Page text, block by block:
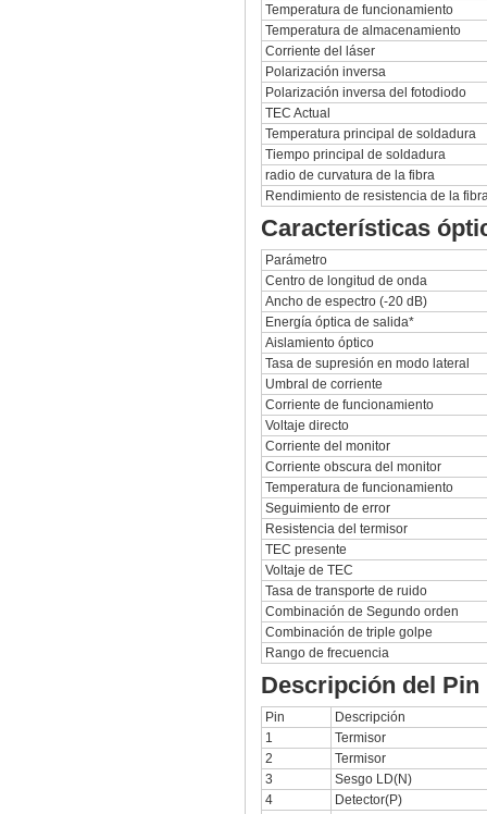
Temperatura de funcionamiento
Temperatura de almacenamiento
Corriente del láser
Polarización inversa
Polarización inversa del fotodiodo
TEC Actual
Temperatura principal de soldadura
Tiempo principal de soldadura
radio de curvatura de la fibra
Rendimiento de resistencia de la
Características
Parámetro
Centro de longitud de onda
Ancho de espectro (-20 dB)
Energía óptica de salida*
Aislamiento óptico
Tasa de supresión en modo lateral
Umbral de corriente
Corriente de funcionamiento
Voltaje directo
Corriente del monitor
Corriente obscura del monitor
Temperatura de funcionamiento
Seguimiento de error
Resistencia del termisor
TEC presente
Voltaje de TEC
Tasa de transporte de ruido
Combinación de Segundo orden
Combinación de triple golpe
Rango de frecuencia
Descripción del Pin
Pin
Descripción
1
Termisor
2
Termisor
3
Sesgo LD(N)
4
Detector(P)